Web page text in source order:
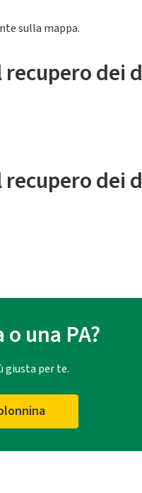
sulla mappa.
recupero dei
recupero dei
o una PA?
giusta per te.